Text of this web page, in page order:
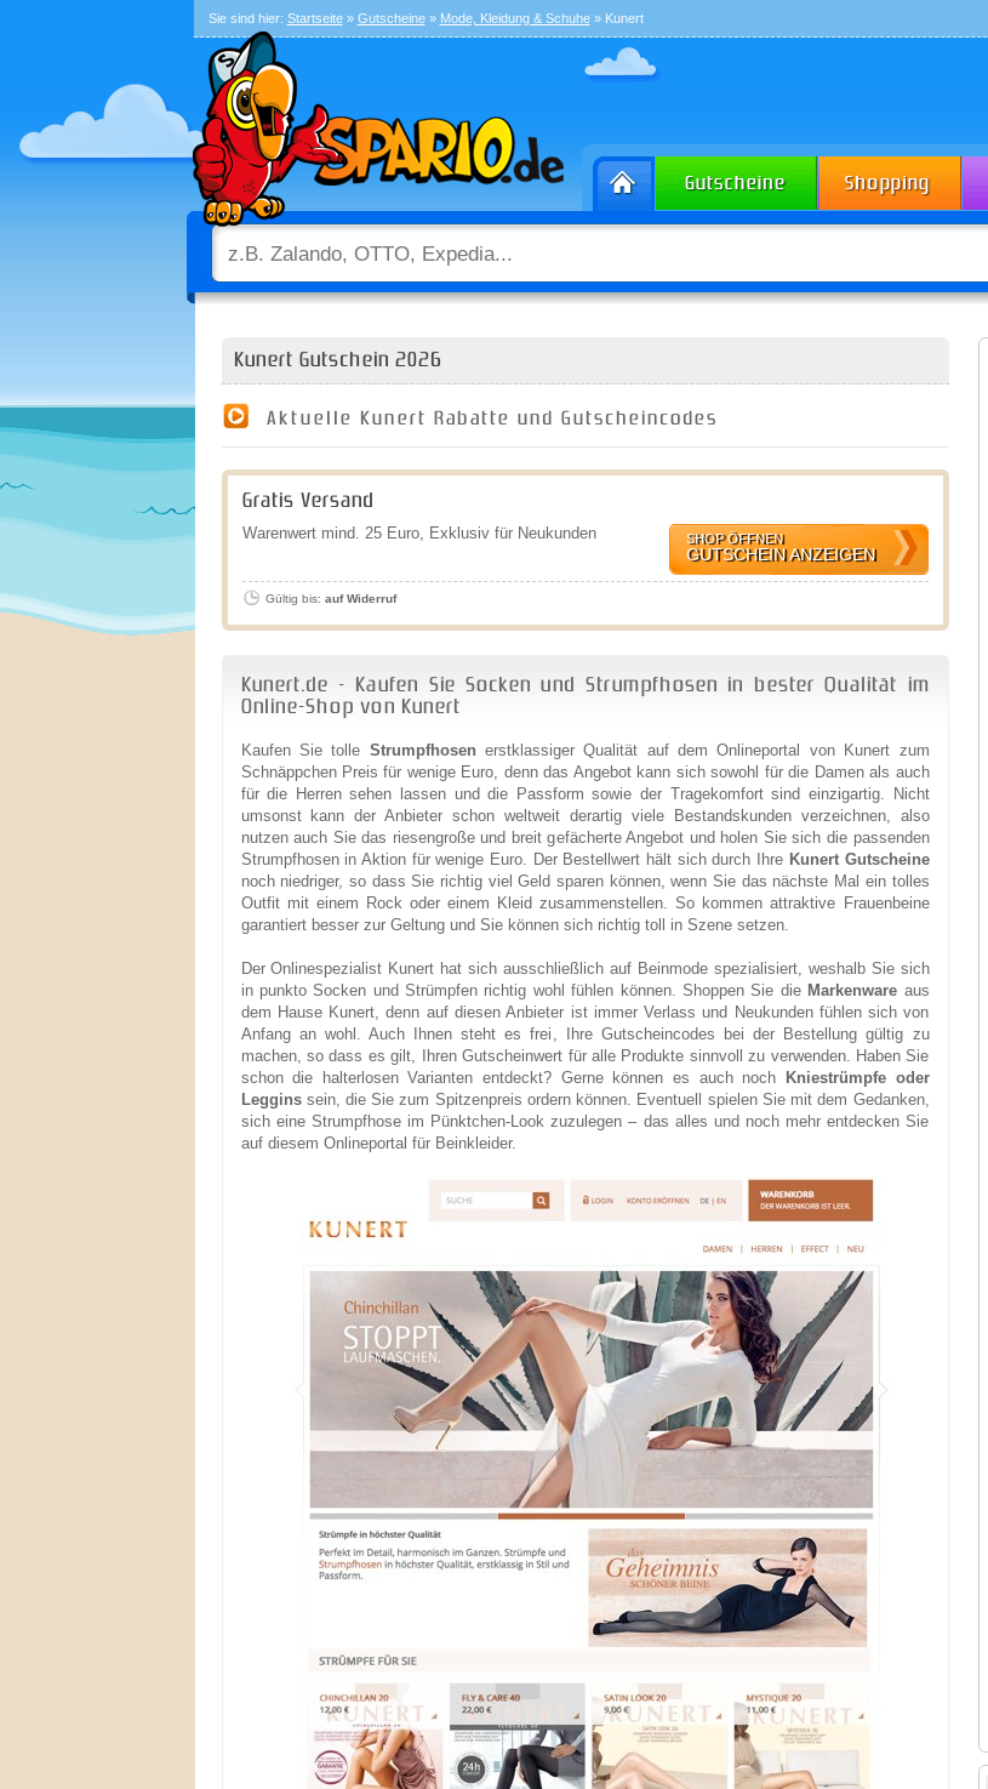
Sie sind hier: Startseite» Gutscheine» Mode, Kleidung & Schuhe» Kunert
Kunert Gutschein 2026
Aktuelle Kunert Rabatte und Gutscheincodes
Gratis Versand
Warenwert mind. 25 Euro, Exklusiv für Neukunden SHOP ÖFFNEN
GUTSCHEIN ANZEIGEN
Gültig bis: auf Widerruf
Kunert.de - Kaufen Sie Socken und Strumpfhosen in bester Qualität im
Online-Shop von Kunert
Kaufen Sie tolle Strumpfhosen erstklassiger Qualität auf dem Onlineportal von Kunert zum
Schnäppchen Preis für wenige Euro, denn das Angebot kann sich sowohl für die Damen als auch
für die Herren sehen lassen und die Passform sowie der Tragekomfort sind einzigartig. Nicht
umsonst kann der Anbieter schon weltweit derartig viele Bestandskunden verzeichnen, also
nutzen auch Sie das riesengroße und breit gefächerte Angebot und holen Sie sich die passenden
Strumpfhosen in Aktion für wenige Euro. Der Bestellwert hält sich durch Ihre Kunert Gutscheine
noch niedriger, so dass Sie richtig viel Geld sparen können, wenn Sie das nächste Mal ein tolles
Outfit mit einem Rock oder einem Kleid zusammenstellen. So kommen attraktive Frauenbeine
garantiert besser zur Geltung und Sie können sich richtig toll in Szene setzen.
Der Onlinespezialist Kunert hat sich ausschließlich auf Beinmode spezialisiert, weshalb Sie sich
in punkto Socken und Strümpfen richtig wohl fühlen können. Shoppen Sie die Markenware aus
dem Hause Kunert, denn auf diesen Anbieter ist immer Verlass und Neukunden fühlen sich von
Anfang an wohl. Auch Ihnen steht es frei, Ihre Gutscheincodes bei der Bestellung gültig zu
machen, so dass es gilt, Ihren Gutscheinwert für alle Produkte sinnvoll zu verwenden. Haben Sie
schon die halterlosen Varianten entdeckt? Gerne können es auch noch
Kniestrümpfe oder
Legginssein, die Sie zum Spitzenpreis ordern können. Eventuell spielen Sie mit dem Gedanken,
sich eine Strumpfhose im Pünktchen-Look zuzulegen – das alles und noch mehr entdecken Sie
auf diesem Onlineportal für Beinkleider.